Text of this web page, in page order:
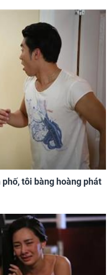
tôi bàng hoàng phát